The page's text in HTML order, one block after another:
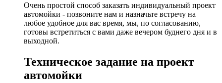
Очень простой способ заказать индивидуальный проект
автомойки - позвоните нам и назначьте встречу на
любое удобное для вас время, мы, по согласованию,
готовы встретиться с вами даже вечером буднего дня и в
выходной.
Техническое задание на проект
автомойки